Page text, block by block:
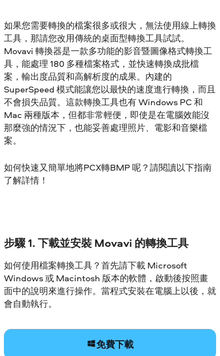
如果您需要轉換的檔案很多或很大，無法使用線上轉換
工具，那請您改用傳統的桌面型轉換工具試試。
Movavi 轉換器是一款多功能的影音暨圖像格式轉換工
具，能處理 180 多種檔案格式，並快速轉換成批檔
案，輸出度品質和高解析度的成果。內建的
SuperSpeed 模式能讓您以最快的速度進行轉換，而且
不會損失品質。這款轉換工具也有 Windows PC 和
Mac 兩種版本，但都非常輕便，即使是在電腦效能沒
那麼強的情況下，也能妥善處理照片、電影和音樂檔
案。
如何快速又簡單地將PCX轉BMP 呢？請閱讀以下指南
了解詳情！
步驟 1. 下載並安裝 Movavi 的轉換工具
如何使用檔案轉換工具？首先請下載 Microsoft
Windows 或 Macintosh 版本的軟體，啟動後按照畫
面中的說明來進行操作。當程式安裝在電腦上以後，就
會自動執行。
免費下載